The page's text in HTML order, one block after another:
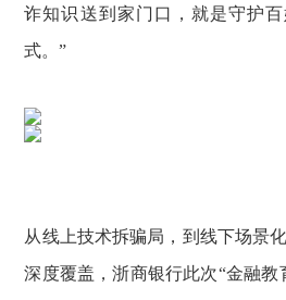
诈知识送到家门口，就是守护
式。”
从线上技术拆骗局，到线下场景
深度覆盖，浙商银行此次“金融教